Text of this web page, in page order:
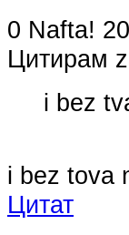
0 Nafta!
Цитирам
i bez
i bez tova
Цитат